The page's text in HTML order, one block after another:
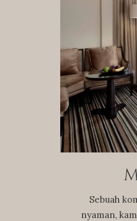
Sebuah
nyaman,